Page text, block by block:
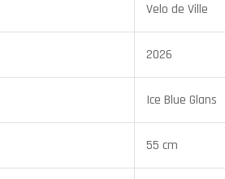
Velo de Ville
2026
Ice Blue Glans
55 cm